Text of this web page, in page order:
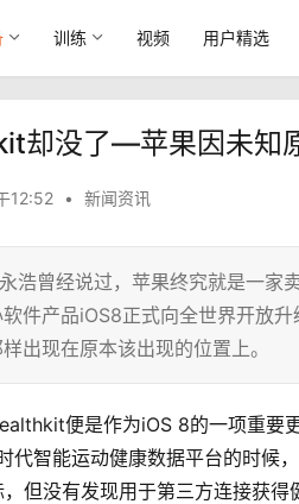
训练 视频 用户精选
却没了—苹果因未知
12:52 • 新闻资讯
浩曾经说过，苹果终究就是一家
件产品iOS8正式向全世界开放
出现在原本该出现的位置上。
便是作为iOS 8的一项重要
代智能运动健康数据平台的时候
但没有发现用于第三方连接获得